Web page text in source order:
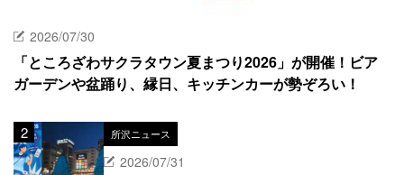
2026/07/30
「ところざわサクラタウン夏まつり2026」が開催！ビア
ガーデンや盆踊り、縁日、キッチンカーが勢ぞろい！
所沢ニュース
2026/07/31